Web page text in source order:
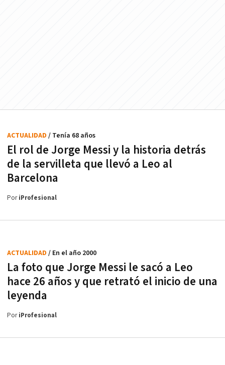
El rol de Jorge Messi y la historia detrás
de la servilleta que llevó a Leo al
Barcelona
ACTUALIDAD / Tenía 68 años
PoriProfesional
La foto que Jorge Messi le sacó a Leo
hace 26 años y que retrató el inicio de una
leyenda
ACTUALIDAD / En el año 2000
PoriProfesional